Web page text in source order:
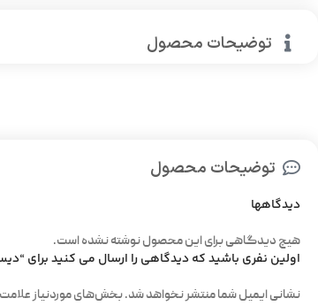
توضیحات محصول
توضیحات محصول
دیدگاهها
هیچ دیدگاهی برای این محصول نوشته نشده است.
اولین نفری باشید که دیدگاهی را ارسال می کنید برای
نشانی ایمیل شما منتشر نخواهد شد.بخش‌های موردنیاز